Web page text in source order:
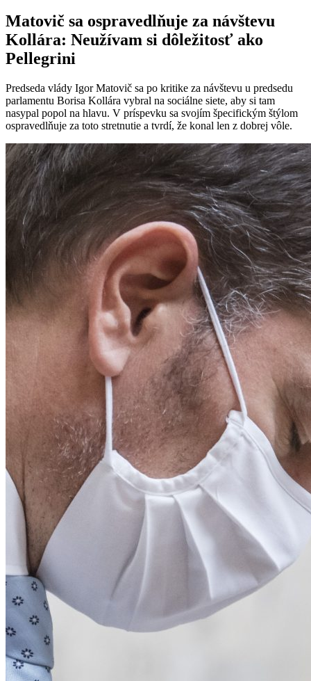
Matovič sa ospravedlňuje za návštevu
Kollára: Neužívam si dôležitosť ako
Pellegrini
Predseda vlády Igor Matovič sa po kritike za návštevu u predsedu
parlamentu Borisa Kollára vybral na sociálne siete, aby si tam
nasypal popol na hlavu. V príspevku sa svojím špecifickým štýlom
ospravedlňuje za toto stretnutie a tvrdí, že konal len z dobrej vôle.